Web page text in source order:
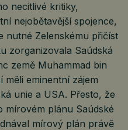
necitlivé kritiky,
nejobětavější spojence,
nutné Zelenskému přičíst
zorganizovala Saúdská
země Muhammad bin
měli eminentní zájem
unie a USA. Přesto, že
mírovém plánu Saúdské
mírový plán právě